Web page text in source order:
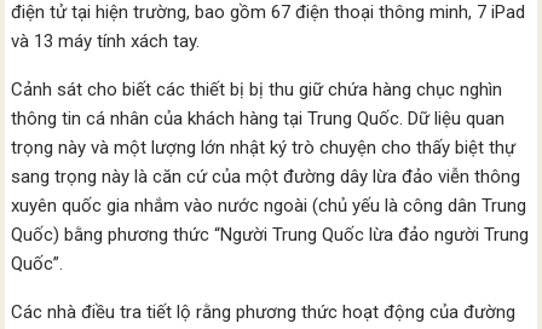
điện tử tại hiện trường, bao gồm 67 điện thoại thông minh, 7 iPad
và 13 máy tính xách tay.
Cảnh sát cho biết các thiết bị bị thu giữ chứa hàng chục nghìn
thông tin cá nhân của khách hàng tại Trung Quốc. Dữ liệu quan
trọng này và một lượng lớn nhật ký trò chuyện cho thấy biệt thự
sang trọng này là căn cứ của một đường dây lừa đảo viễn thông
xuyên quốc gia nhắm vào nước ngoài (chủ yếu là công dân Trung
Quốc) bằng phương thức “Người Trung Quốc lừa đảo người Trung
Quốc”.
Các nhà điều tra tiết lộ rằng phương thức hoạt động của đường